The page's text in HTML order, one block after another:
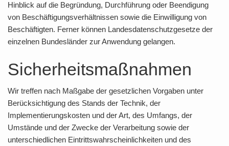
Hinblick auf die Begründung, Durchführung oder Beendigung
von Beschäftigungsverhältnissen sowie die Einwilligung von
Beschäftigten. Ferner können Landesdatenschutzgesetze der
einzelnen Bundesländer zur Anwendung gelangen.
Sicherheitsmaßnahmen
Wir treffen nach Maßgabe der gesetzlichen Vorgaben unter
Berücksichtigung des Stands der Technik, der
Implementierungskosten und der Art, des Umfangs, der
Umstände und der Zwecke der Verarbeitung sowie der
unterschiedlichen Eintrittswahrscheinlichkeiten und des